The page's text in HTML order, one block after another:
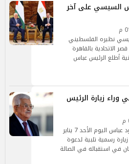
السيسي على آخر
نظيره الفلسطيني
الاتحادية بالقاهرة
أطلع الرئيس عباس
زيارة الرئيس
وصل الرئيس الفلسطيني محمود عباس اليوم الأحد 7 يناير
رسمية تلبية لدعوة
في استقباله في الصالة